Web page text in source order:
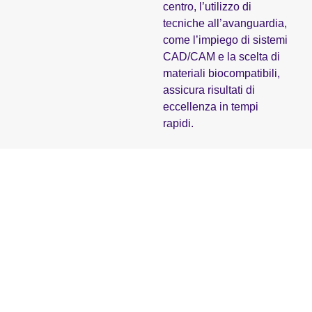
centro, l’utilizzo di
tecniche all’avanguardia,
come l’impiego di sistemi
CAD/CAM e la scelta di
materiali biocompatibili,
assicura risultati di
eccellenza in tempi
rapidi.